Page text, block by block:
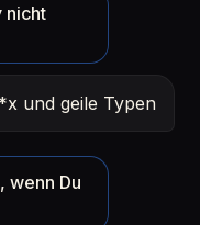
nicht
und geile Typen
wenn Du